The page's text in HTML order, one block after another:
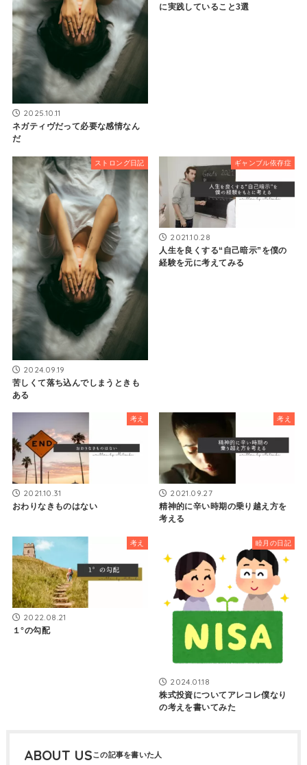
2025.10.11
ネガティヴだって必要な感情なん
だ
に実践していること3選
ストロング日記
2024.09.19
苦しくて落ち込んでしまうときも
ある
ギャンブル依存症
2021.10.28
人生を良くする“自己暗示”を僕の
経験を元に考えてみる
考え
2021.10.31
おわりなきものはない
考え
2021.09.27
精神的に辛い時期の乗り越え方を
考える
考え
2022.08.21
１°の勾配
睦月の日記
2024.01.18
株式投資についてアレコレ僕なり
の考えを書いてみた
ABOUT US